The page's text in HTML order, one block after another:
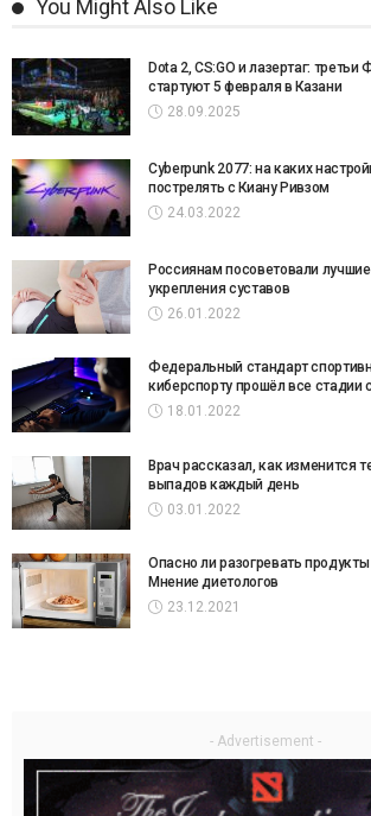
You Might Also Like
Dota 2, CS:GO и лазертаг:
стартуют 5 февраля в Казани
28.09.2025
Cyberpunk 2077: на каких
пострелять с Киану Ривзом
24.03.2022
Россиянам посоветовали
укрепления суставов
26.01.2022
Федеральный стандарт
киберспорту прошёл все стадии
18.01.2022
Врач рассказал, как изменится
выпадов каждый день
03.01.2022
Опасно ли разогревать
Мнение диетологов
23.12.2021
- Advertisement -